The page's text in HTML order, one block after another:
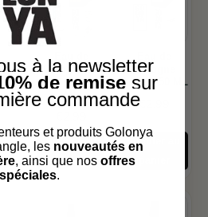
Cologne au
café sec – 50
ML
Ajouter au
panier
Cologne
Aqua – 50 ML
€
Ajouter au
à la newsletter
de remise sur
commande
et produits Golonya
les nouveautés en
, ainsi que nos offres
spéciales.